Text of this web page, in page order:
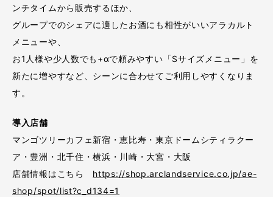
ンチタイムから販売するほか、
グループでのシェアに適したお酒にも相性がいいアラカルト
メニューや、
お1人様や少人数でも+αで頼みやすい「Sサイズメニュー」を
新たに増やすなど、シーンに合わせてご利用しやすくなりま
す。
導入店舗
マンゴツリーカフェ新宿・恵比寿・東京ドームシティラクー
ア・豊洲・北千住・横浜・川崎・大宮・大阪
店舗情報はこちら https://shop.arclandservice.co.jp/ae-
shop/spot/list?c_d134=1